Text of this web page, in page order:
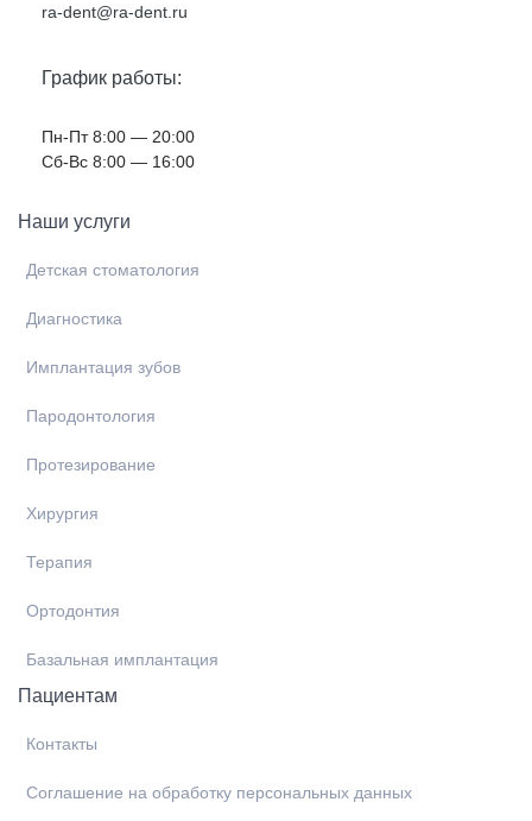
ra-dent@ra-dent.ru
График работы:
Пн-Пт 8:00 — 20:00
Cб-Вс 8:00 — 16:00
Наши услуги
Детская стоматология
Диагностика
Имплантация зубов
Пародонтология
Протезирование
Хирургия
Терапия
Ортодонтия
Базальная имплантация
Пациентам
Контакты
Соглашение на обработку персональных данных